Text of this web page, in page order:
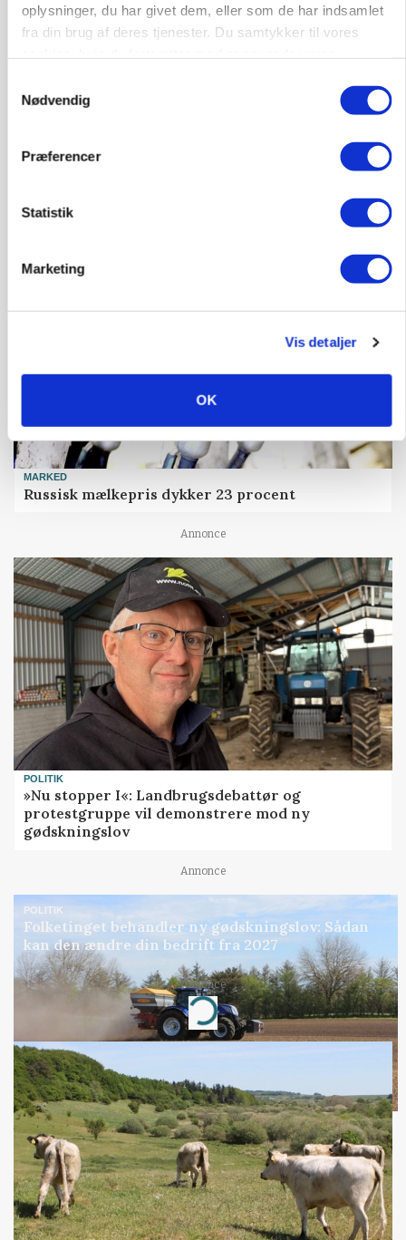
oplysninger, du har givet dem, eller som de har indsamlet
fra din brug af deres tjenester. Du samtykker til vores
Nødvendig
Præferencer
Statistik
Marketing
Vis detaljer
OK
BUSINESS
Ejer eller medejer? Nyt tv-format udfordrer
MARKED
Russisk mælkepris dykker 23 procent
Annonce
POLITIK
»Nu stopper I«: Landbrugsdebattør og
protestgruppe vil demonstrere mod ny
gødskningslov
Annonce
POLITIK
Folketinget behandler ny gødskningslov: Sådan
kan den ændre din bedrift fra 2027
Annonce
Loading...